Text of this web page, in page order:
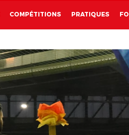
COMPÉTITIONS PRATIQUES